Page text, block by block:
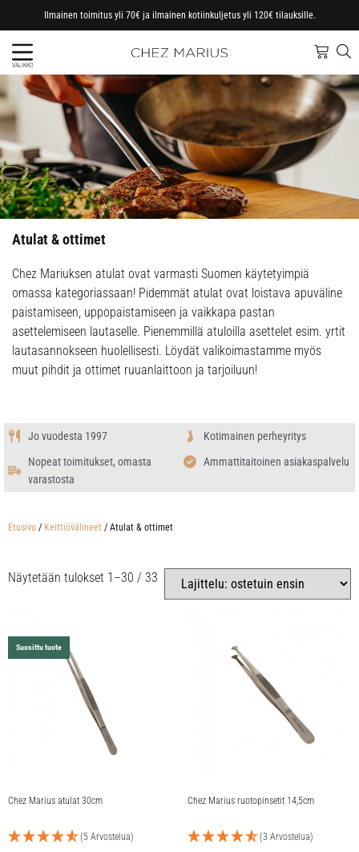
Ilmainen toimitus yli 70€ ja ilmainen kotiinkuljetus yli 120€ tilauksille.
VALIKKO
Atulat & ottimet
Chez Mariuksen atulat ovat varmasti Suomen käytetyimpiä
omassa kategoriassaan! Pidemmät atulat ovat loistava apuväline
paistamiseen, uppopaistamiseen ja vaikkapa pastan
asettelemiseen lautaselle. Pienemmillä atuloilla asettelet esim. yrtit
lautasannokseen huolellisesti. Löydät valikoimastamme myös
muut pihdit ja ottimet ruuanlaittoon ja tarjoiluun!
Jo vuodesta 1997
Kotimainen perheyritys
Nopeat toimitukset, omasta
varastosta
Ammattitaitoinen asiakaspalvelu
Etusivu / Keittiövälineet / Atulat & ottimet
Näytetään tulokset 1–30 / 33
Chez Marius atulat 30cm
(5 Arvostelua)
Suosittu tuote
Chez Marius ruotopinsetit 14,5cm
(3 Arvostelua)